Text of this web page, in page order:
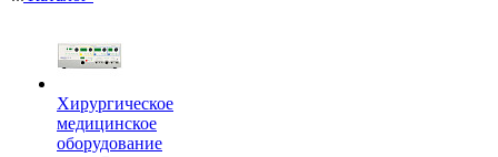
Хирургическое
медицинское
оборудование